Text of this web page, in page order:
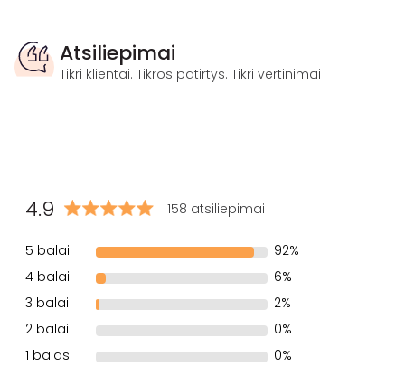
Atsiliepimai
Tikri klientai. Tikros patirtys. Tikri vertinimai
4.9 158 atsiliepimai
5 balai
92%
4 balai
6%
3 balai
2%
2 balai
0%
1 balas
0%